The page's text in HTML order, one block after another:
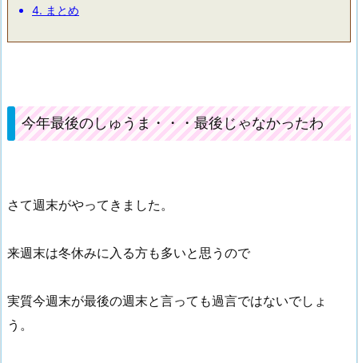
4. まとめ
今年最後のしゅうま・・・最後じゃなかったわ
さて週末がやってきました。
来週末は冬休みに入る方も多いと思うので
実質今週末が最後の週末と言っても過言ではないでしょ
う。